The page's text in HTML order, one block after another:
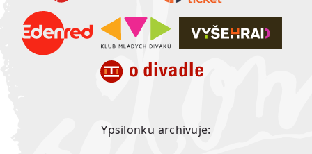
Ypsilonku archivuje: